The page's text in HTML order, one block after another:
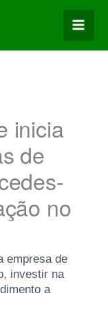
inicia
de
no
empresa de
investir na
a